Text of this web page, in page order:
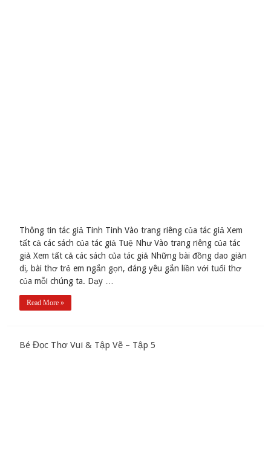
Thông tin tác giả Tinh Tinh Vào trang riêng của tác giả Xem
tất cả các sách của tác giả Tuệ Như Vào trang riêng của tác
giả Xem tất cả các sách của tác giả Những bài đồng dao giản
dị, bài thơ trẻ em ngắn gọn, đáng yêu gắn liền với tuổi thơ
của mỗi chúng ta. Dạy …
Read More »
Bé Đọc Thơ Vui & Tập Vẽ – Tập 5